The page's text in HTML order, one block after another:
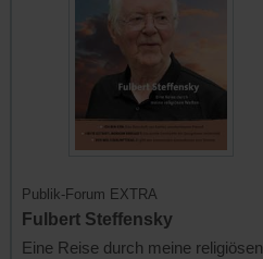
Publik-Forum EXTRA
Fulbert Steffensky
Eine Reise durch meine religiösen